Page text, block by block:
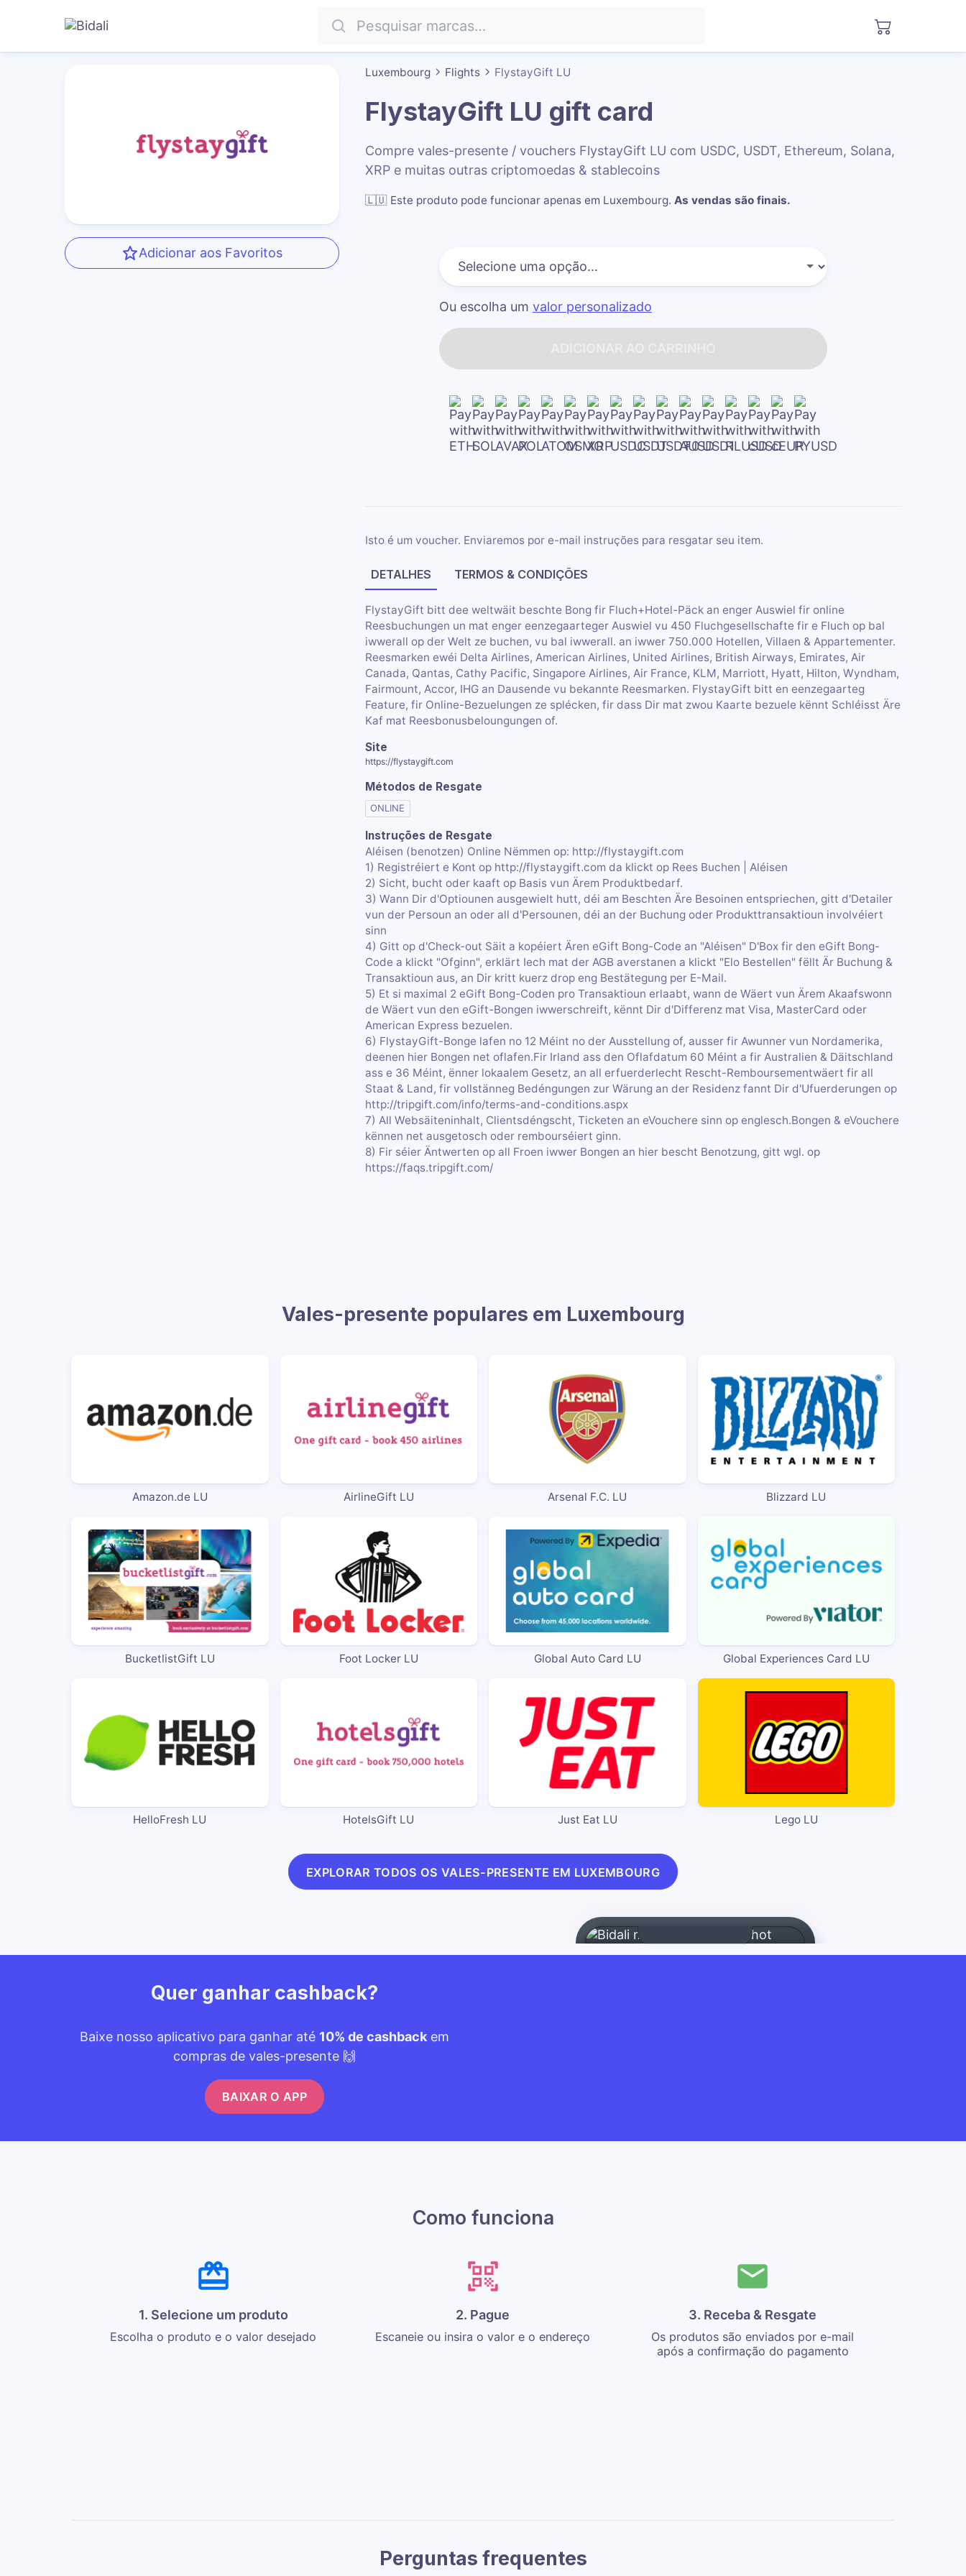
Adicionar aos Favoritos
Luxembourg Flights FlystayGift LU
FlystayGift LU gift card
Compre vales-presente / vouchers FlystayGift LU com USDC, USDT, Ethereum, Solana,
XRP e muitas outras criptomoedas & stablecoins
🇱🇺 Este produto pode funcionar apenas em Luxembourg. As vendas são finais.
Ou escolha um valor personalizado
Isto é um voucher. Enviaremos por e-mail instruções para resgatar seu item.
DETALHES TERMOS & CONDIÇÕES
FlystayGift bitt dee weltwäit beschte Bong fir Fluch+Hotel-Päck an enger Auswiel fir online
Reesbuchungen un mat enger eenzegaarteger Auswiel vu 450 Fluchgesellschafte fir e Fluch op bal
iwwerall op der Welt ze buchen, vu bal iwwerall. an iwwer 750.000 Hotellen, Villaen & Appartementer.
Reesmarken ewéi Delta Airlines, American Airlines, United Airlines, British Airways, Emirates, Air
Canada, Qantas, Cathy Pacific, Singapore Airlines, Air France, KLM, Marriott, Hyatt, Hilton, Wyndham,
Fairmount, Accor, IHG an Dausende vu bekannte Reesmarken. FlystayGift bitt en eenzegaarteg
Feature, fir Online-Bezuelungen ze splécken, fir dass Dir mat zwou Kaarte bezuele kënnt Schléisst Äre
Kaf mat Reesbonusbeloungungen of.
Site
https://flystaygift.com
Métodos de Resgate
ONLINE
Instruções de Resgate
Aléisen (benotzen) Online Nëmmen op: http://flystaygift.com
1) Registréiert e Kont op http://flystaygift.com da klickt op Rees Buchen | Aléisen
2) Sicht, bucht oder kaaft op Basis vun Ärem Produktbedarf.
3) Wann Dir d'Optiounen ausgewielt hutt, déi am Beschten Äre Besoinen entspriechen, gitt d'Detailer
vun der Persoun an oder all d'Persounen, déi an der Buchung oder Produkttransaktioun involvéiert
sinn
4) Gitt op d'Check-out Säit a kopéiert Ären eGift Bong-Code an "Aléisen" D'Box fir den eGift Bong-
Code a klickt "Ofginn", erklärt Iech mat der AGB averstanen a klickt "Elo Bestellen" fëllt Är Buchung &
Transaktioun aus, an Dir kritt kuerz drop eng Bestätegung per E-Mail.
5) Et si maximal 2 eGift Bong-Coden pro Transaktioun erlaabt, wann de Wäert vun Ärem Akaafswonn
de Wäert vun den eGift-Bongen iwwerschreift, kënnt Dir d'Differenz mat Visa, MasterCard oder
American Express bezuelen.
6) FlystayGift-Bonge lafen no 12 Méint no der Ausstellung of, ausser fir Awunner vun Nordamerika,
deenen hier Bongen net oflafen.Fir Irland ass den Oflafdatum 60 Méint a fir Australien & Däitschland
ass e 36 Méint, ënner lokaalem Gesetz, an all erfuerderlecht Rescht-Remboursementwäert fir all
Staat & Land, fir vollstänneg Bedéngungen zur Wärung an der Residenz fannt Dir d'Ufuerderungen op
http://tripgift.com/info/terms-and-conditions.aspx
7) All Websäiteninhalt, Clientsdéngscht, Ticketen an eVouchere sinn op englesch.Bongen & eVouchere
kënnen net ausgetosch oder rembourséiert ginn.
8) Fir séier Äntwerten op all Froen iwwer Bongen an hier bescht Benotzung, gitt wgl. op
https://faqs.tripgift.com/
Vales-presente populares em Luxembourg
Amazon.de LU AirlineGift LU Arsenal F.C. LU Blizzard LU
BucketlistGift LU Foot Locker LU Global Auto Card LU Global Experiences Card LU
HelloFresh LU HotelsGift LU Just Eat LU Lego LU
EXPLORAR TODOS OS VALES-PRESENTE EM LUXEMBOURG
Quer ganhar cashback?
Baixe nosso aplicativo para ganhar até 10% de cashback em
compras de vales-presente 🙌
BAIXAR O APP
Como funciona
1. Selecione um produto
Escolha o produto e o valor desejado
2. Pague
Escaneie ou insira o valor e o endereço
3. Receba & Resgate
Os produtos são enviados por e-mail
após a confirmação do pagamento
Perguntas frequentes